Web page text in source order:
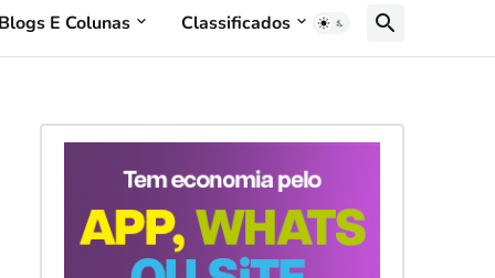
E Colunas Classificados